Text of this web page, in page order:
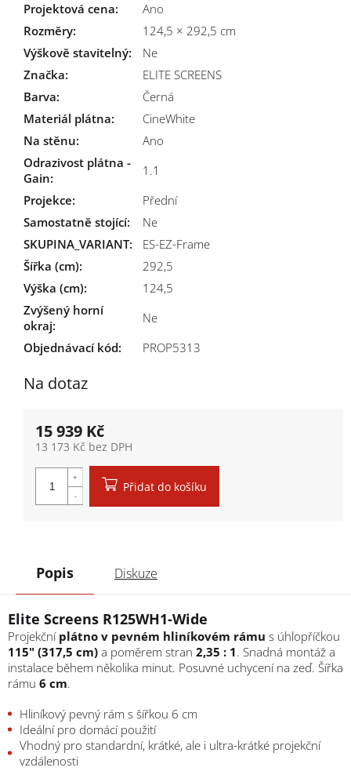
Na dotaz
Projektová cena:
Ano
Rozměry:
124,5 × 292,5 cm
Výškově stavitelný:
Ne
Značka:
ELITE SCREENS
Barva:
Černá
Materiál plátna:
CineWhite
Na stěnu:
Ano
Odrazivost plátna -
Gain:
1.1
Projekce:
Přední
Samostatně stojící:
Ne
SKUPINA_VARIANT:
ES-EZ-Frame
Šířka (cm):
292,5
Výška (cm):
124,5
Zvýšený horní
okraj:
Ne
Objednávací kód:
PROP5313
15 939 Kč
13 173 Kč bez DPH
Přidat do košíku
Popis Diskuze
Elite Screens R125WH1-Wide
Projekční plátno v pevném hliníkovém rámu s úhlopříčkou
115" (317,5 cm) a poměrem stran 2,35 : 1. Snadná montáž a
instalace během několika minut. Posuvné uchycení na zeď. Šířka
rámu 6 cm.
Hliníkový pevný rám s šířkou 6 cm
Ideální pro domácí použití
Vhodný pro standardní, krátké, ale i ultra-krátké projekční
vzdálenosti